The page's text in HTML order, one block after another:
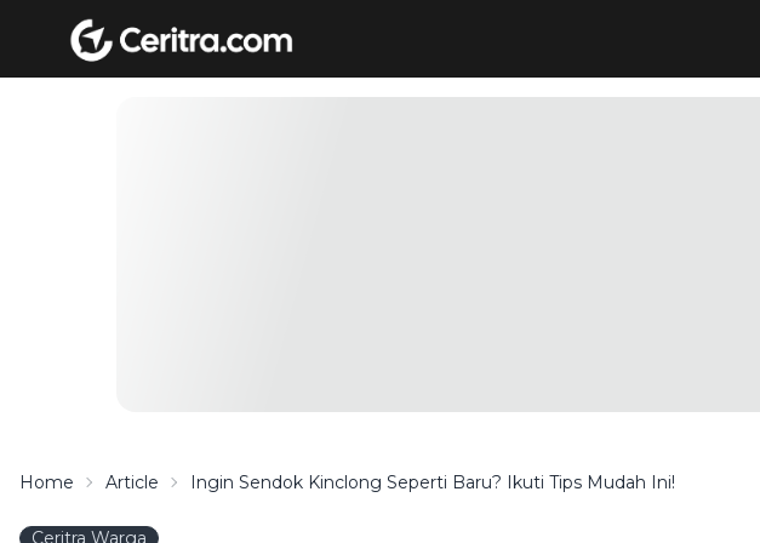
Home Article Ingin Sendok Kinclong Seperti Baru? Ikuti Tips Mudah Ini!
Ceritra Warga